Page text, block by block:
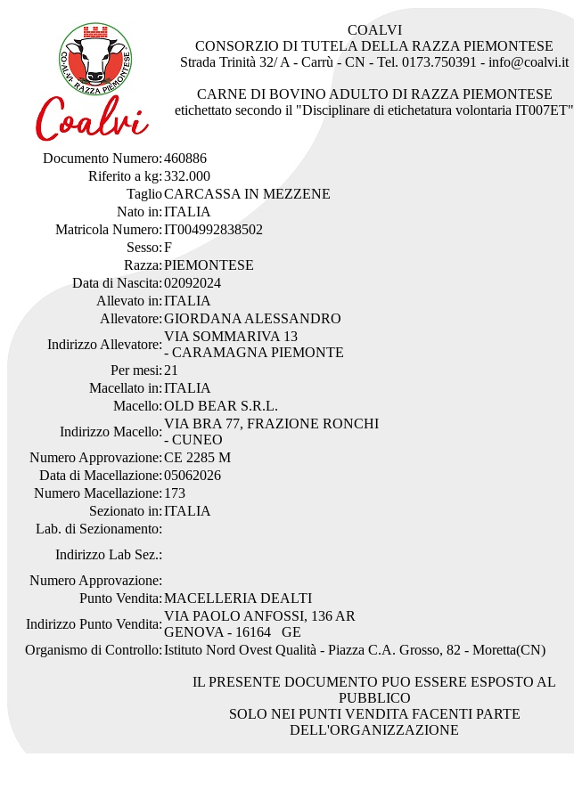
COALVI
CONSORZIO DI TUTELA DELLA RAZZA PIEMONTESE
Strada Trinità 32/ A - Carrù - CN - Tel. 0173.750391 - info@coalvi.it
CARNE DI BOVINO ADULTO DI RAZZA PIEMONTESE
etichettato secondo il "Disciplinare di etichetatura volontaria IT007ET"
Documento Numero:460886
Riferito a kg:332.000
TaglioCARCASSA IN MEZZENE
Nato in:ITALIA
Matricola Numero:IT004992838502
Sesso:F
Razza:PIEMONTESE
Data di Nascita:02092024
Allevato in:ITALIA
Allevatore:GIORDANA ALESSANDRO
Indirizzo Allevatore:
VIA SOMMARIVA 13
- CARAMAGNA PIEMONTE
Per mesi: 21
Macellato in:ITALIA
Macello:OLD BEAR S.R.L.
Indirizzo Macello:
VIA BRA 77, FRAZIONE RONCHI
- CUNEO
Numero Approvazione:CE 2285 M
Data di Macellazione:05062026
Numero Macellazione: 173
Sezionato in:ITALIA
Lab. di Sezionamento:
Indirizzo Lab Sez.:
Numero Approvazione:
Punto Vendita:MACELLERIA DEALTI
Indirizzo Punto Vendita:
VIA PAOLO ANFOSSI, 136 AR
GENOVA - 16164 GE
Organismo di Controllo:Istituto Nord Ovest Qualità - Piazza C.A. Grosso, 82 - Moretta(CN)
IL PRESENTE DOCUMENTO PUO ESSERE ESPOSTO AL
PUBBLICO
SOLO NEI PUNTI VENDITA FACENTI PARTE
DELL'ORGANIZZAZIONE